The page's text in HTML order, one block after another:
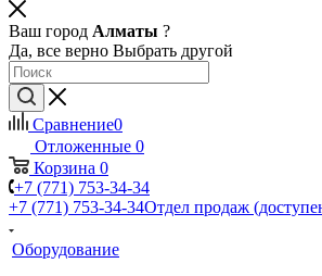
Ваш город Алматы ?
Да, все верно Выбрать другой
Сравнение0
Отложенные 0
Корзина 0
+7 (771) 753-34-34
+7 (771) 753-34-34Отдел продаж
Оборудование